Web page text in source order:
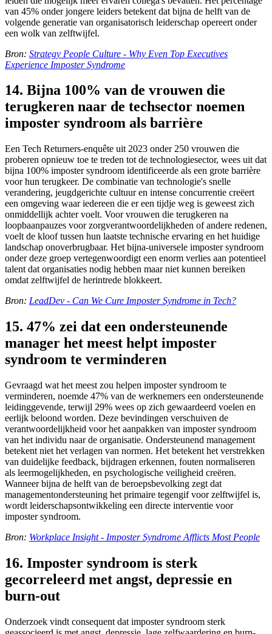
van 45% onder jongere leiders betekent dat bijna de helft van de
volgende generatie van organisatorisch leiderschap opereert onder
een wolk van zelftwijfel.
Bron: Strategy People Culture - Why Even Top Executives
Experience Imposter Syndrome
14. Bijna 100% van de vrouwen die
terugkeren naar de techsector noemen
imposter syndroom als barrière
Een Tech Returners-enquête uit 2023 onder 250 vrouwen die
proberen opnieuw toe te treden tot de technologiesector, wees uit dat
bijna 100% imposter syndroom identificeerde als een grote barrière
voor hun terugkeer. De combinatie van technologie's snelle
verandering, jeugdgerichte cultuur en intense concurrentie creëert
een omgeving waar iedereen die er een tijdje weg is geweest zich
onmiddellijk achter voelt. Voor vrouwen die terugkeren na
loopbaanpauzes voor zorgverantwoordelijkheden of andere redenen,
voelt de kloof tussen hun laatste technische ervaring en het huidige
landschap onoverbrugbaar. Het bijna-universele imposter syndroom
onder deze groep vertegenwoordigt een enorm verlies aan potentieel
talent dat organisaties nodig hebben maar niet kunnen bereiken
omdat zelftwijfel de herintrede blokkeert.
Bron: LeadDev - Can We Cure Imposter Syndrome in Tech?
15. 47% zei dat een ondersteunende
manager het meest helpt imposter
syndroom te verminderen
Gevraagd wat het meest zou helpen imposter syndroom te
verminderen, noemde 47% van de werknemers een ondersteunende
leidinggevende, terwijl 29% wees op zich gewaardeerd voelen en
eerlijk beloond worden. Deze bevindingen verschuiven de
verantwoordelijkheid voor het aanpakken van imposter syndroom
van het individu naar de organisatie. Ondersteunend management
betekent niet het verlagen van normen. Het betekent het verstrekken
van duidelijke feedback, bijdragen erkennen, fouten normaliseren
als leermogelijkheden, en psychologische veiligheid creëren.
Wanneer bijna de helft van de beroepsbevolking zegt dat
managementondersteuning het primaire tegengif voor zelftwijfel is,
wordt leiderschapsontwikkeling een directe interventie voor
imposter syndroom.
Bron: Workplace Insight - Imposter Syndrome Afflicts Most People
16. Imposter syndroom is sterk
gecorreleerd met angst, depressie en
burn-out
Onderzoek vindt consequent dat imposter syndroom sterk